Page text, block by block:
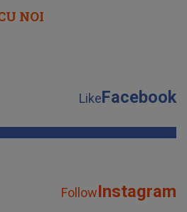
NOI
LikeFacebook
FollowInstagram